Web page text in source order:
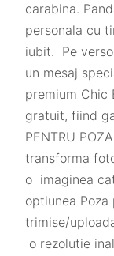
carabina.
personala cu
iubit. Pe
un mesaj
premium Chic
gratuit, fiind
PENTRU
transforma
o imaginea
optiunea
trimise/
o rezolutie